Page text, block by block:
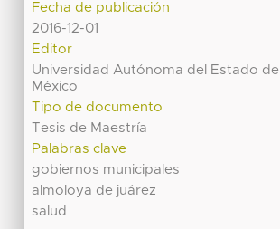
Fecha de publicación
2016-12-01
Editor
Universidad Autónoma del Estado de
México
Tipo de documento
Tesis de Maestría
Palabras clave
gobiernos municipales
almoloya de juárez
salud